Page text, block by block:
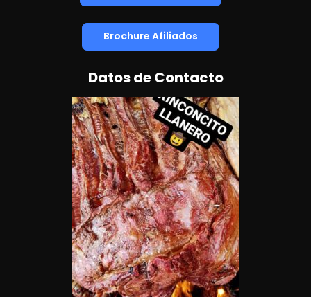
Brochure Afiliados
Datos de Contacto